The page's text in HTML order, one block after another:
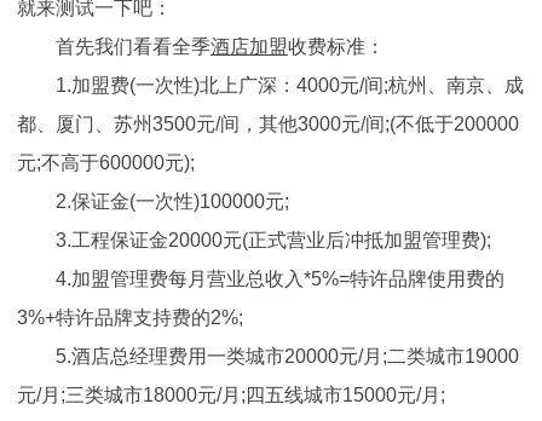
就来测试一下吧：
首先我们看看全季酒店加盟收费标准：
1.加盟费(一次性)北上广深：4000元/间;杭州、南京、成
都、厦门、苏州3500元/间，其他3000元/间;(不低于200000
元;不高于600000元);
2.保证金(一次性)100000元;
3.工程保证金20000元(正式营业后冲抵加盟管理费);
4.加盟管理费每月营业总收入*5%=特许品牌使用费的
3%+特许品牌支持费的2%;
5.酒店总经理费用一类城市20000元/月;二类城市19000
元/月;三类城市18000元/月;四五线城市15000元/月;